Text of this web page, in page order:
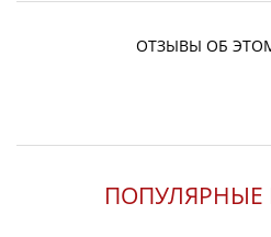
ОТЗЫВЫ ОБ
ПОПУЛЯРНЫЕ